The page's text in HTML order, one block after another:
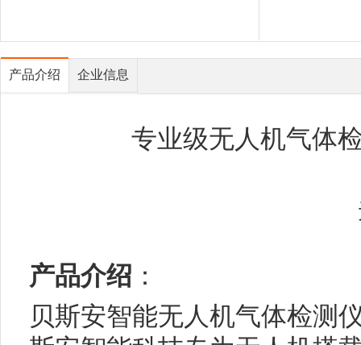
产品介绍 企业信息
专业级无人机气体
无人机气体
产品介绍 ：
贝斯安智能无人机气体检测